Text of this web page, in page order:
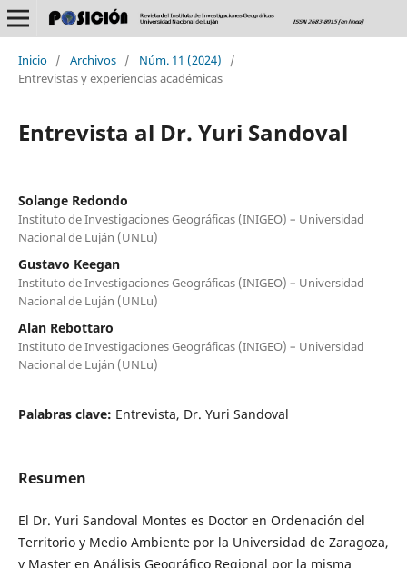
Inicio / Archivos / Núm. 11 (2024)
/
Entrevistas y experiencias académicas
Entrevista al Dr. Yuri Sandoval
Solange Redondo
Instituto de Investigaciones Geográficas (INIGEO) – Universidad
Nacional de Luján (UNLu)
Gustavo Keegan
Instituto de Investigaciones Geográficas (INIGEO) – Universidad
Nacional de Luján (UNLu)
Alan Rebottaro
Instituto de Investigaciones Geográficas (INIGEO) – Universidad
Nacional de Luján (UNLu)
Palabras clave: Entrevista, Dr. Yuri Sandoval
Resumen
El Dr. Yuri Sandoval Montes es Doctor en Ordenación del
Territorio y Medio Ambiente por la Universidad de Zaragoza,
y Master en Análisis Geográfico Regional por la misma